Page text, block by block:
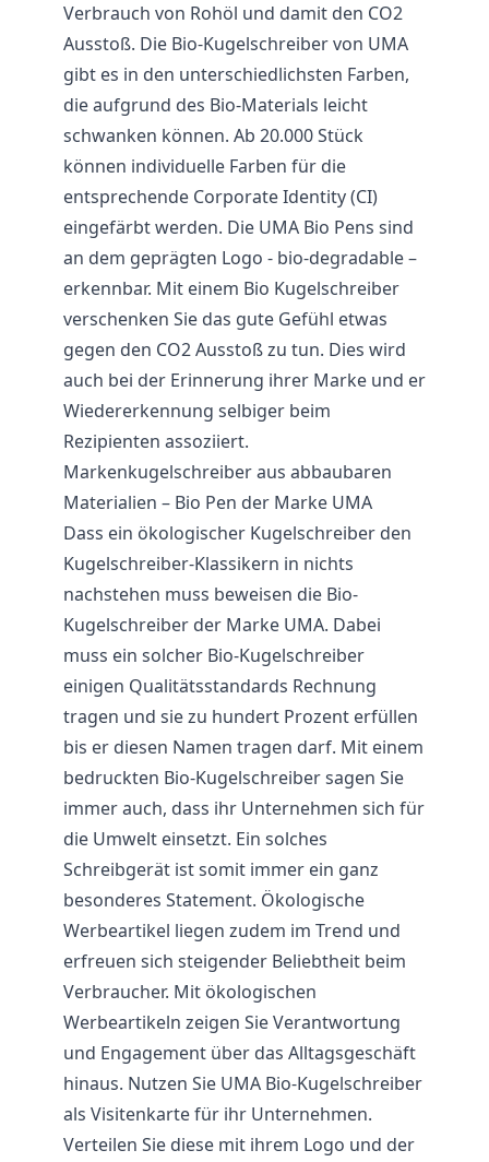
Verbrauch von Rohöl und damit den CO2
Ausstoß. Die Bio-Kugelschreiber von UMA
gibt es in den unterschiedlichsten Farben,
die aufgrund des Bio-Materials leicht
schwanken können. Ab 20.000 Stück
können individuelle Farben für die
entsprechende Corporate Identity (CI)
eingefärbt werden. Die UMA Bio Pens sind
an dem geprägten Logo - bio-degradable –
erkennbar. Mit einem Bio Kugelschreiber
verschenken Sie das gute Gefühl etwas
gegen den CO2 Ausstoß zu tun. Dies wird
auch bei der Erinnerung ihrer Marke und er
Wiedererkennung selbiger beim
Rezipienten assoziiert.
Markenkugelschreiber aus abbaubaren
Materialien – Bio Pen der Marke UMA
Dass ein ökologischer Kugelschreiber den
Kugelschreiber-Klassikern in nichts
nachstehen muss beweisen die Bio-
Kugelschreiber der Marke UMA. Dabei
muss ein solcher Bio-Kugelschreiber
einigen Qualitätsstandards Rechnung
tragen und sie zu hundert Prozent erfüllen
bis er diesen Namen tragen darf. Mit einem
bedruckten Bio-Kugelschreiber sagen Sie
immer auch, dass ihr Unternehmen sich für
die Umwelt einsetzt. Ein solches
Schreibgerät ist somit immer ein ganz
besonderes Statement. Ökologische
Werbeartikel liegen zudem im Trend und
erfreuen sich steigender Beliebtheit beim
Verbraucher. Mit ökologischen
Werbeartikeln zeigen Sie Verantwortung
und Engagement über das Alltagsgeschäft
hinaus. Nutzen Sie UMA Bio-Kugelschreiber
als Visitenkarte für ihr Unternehmen.
Verteilen Sie diese mit ihrem Logo und der